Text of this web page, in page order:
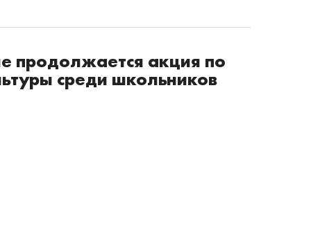
продолжается акция по
среди школьников